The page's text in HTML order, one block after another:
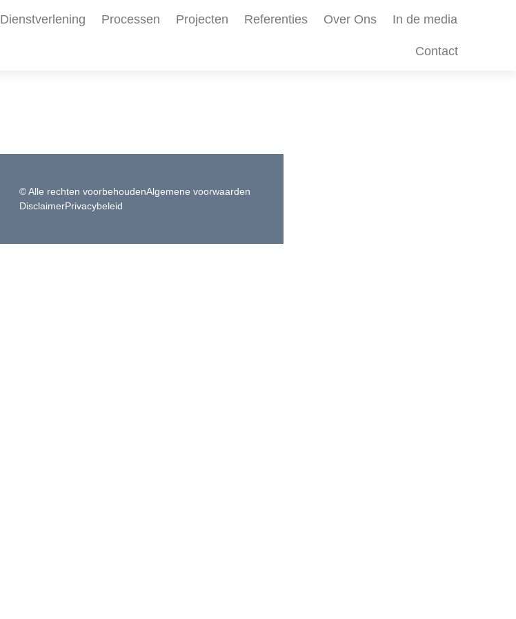
Dienstverlening Processen Projecten Referenties Over Ons In de media
Contact
© Alle rechten voorbehoudenAlgemene voorwaarden
DisclaimerPrivacybeleid